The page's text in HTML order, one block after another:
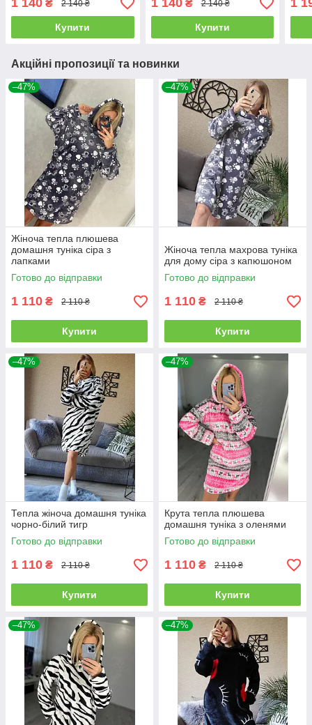
1 140 ₴ 2 140 ₴
Купити
1 140₴ 2 140 ₴
Купити
1
Акційні пропозиції та новинки
–47%
Жіноча тепла плюшева
домашня туніка сіра з
лапками
Готово до відправки
1 110 ₴ 2 110 ₴
Купити
–47%
Жіноча тепла махрова туніка
для дому сіра з капюшоном
Готово до відправки
1 110 ₴ 2 110 ₴
Купити
–47%
Тепла жіноча домашня туніка
чорно-білий тигр
Готово до відправки
1 110 ₴ 2 110 ₴
Купити
–47%
Крута тепла плюшева
домашня туніка з оленями
Готово до відправки
1 110 ₴ 2 110 ₴
Купити
–47% –47%